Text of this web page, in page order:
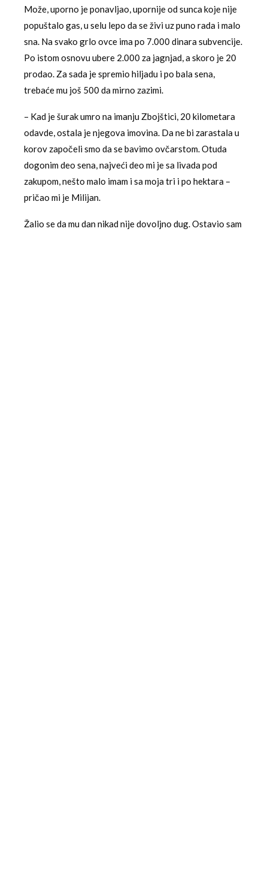
Može, uporno je ponavljao, upornije od sunca koje nije
popuštalo gas, u selu lepo da se živi uz puno rada i malo
sna. Na svako grlo ovce ima po 7.000 dinara subvencije.
Po istom osnovu ubere 2.000 za jagnjad, a skoro je 20
prodao. Za sada je spremio hiljadu i po bala sena,
trebaće mu još 500 da mirno zazimi.
– Kad je šurak umro na imanju Zbojštici, 20 kilometara
odavde, ostala je njegova imovina. Da ne bi zarastala u
korov započeli smo da se bavimo ovčarstom. Otuda
dogonim deo sena, najveći deo mi je sa livada pod
zakupom, nešto malo imam i sa moja tri i po hektara –
pričao mi je Milijan.
Žalio se da mu dan nikad nije dovoljno dug. Ostavio sam